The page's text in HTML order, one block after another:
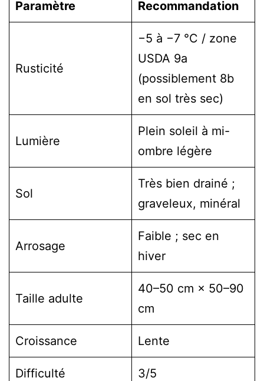
Paramètre Recommandation
Rusticité
−5 à −7 °C / zone
USDA 9a
(possiblement 8b
en sol très sec)
Lumière
Plein soleil à mi-
ombre légère
Sol
Très bien drainé ;
graveleux, minéral
Arrosage
Faible ; sec en
hiver
Taille adulte
40–50 cm × 50–90
cm
Croissance Lente
Difficulté 3/5